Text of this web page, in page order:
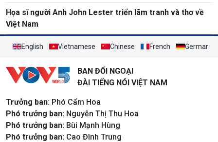
Họa sĩ người Anh John Lester triển lãm tranh và thơ về
Việt Nam
English Vietnamese Chinese French German
BAN ĐỐI NGOẠI
ĐÀI TIẾNG NÓI VIỆT NAM
Trưởng ban: Phó Cẩm Hoa
Phó trưởng ban: Nguyễn Thị Thu Hoa
Phó trưởng ban: Bùi Mạnh Hùng
Phó trưởng ban: Cao Đình Trung